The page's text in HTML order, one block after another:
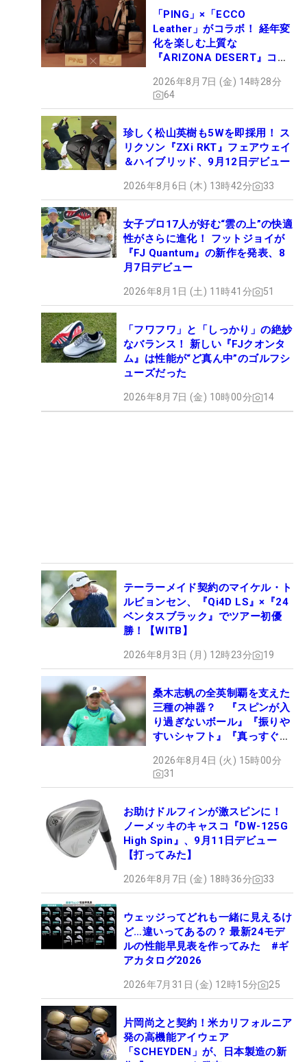
「PING」×「ECCO
Leather」がコラボ！ 経年変
化を楽しむ上質な
『ARIZONA DESERT』コレ
ュー
2026年8月7日 (金) 14時28分
64
珍しく松山英樹も5Wを即採用！ ス
リクソン『ZXi RKT』フェアウェイ
＆ハイブリッド、9月12日デビュー
2026年8月6日 (木) 13時42分 33
女子プロ17人が好む“雲の上”の快適
性がさらに進化！ フットジョイが
『FJ Quantum』の新作を発表、8
月7日デビュー
2026年8月1日 (土) 11時41分 51
「フワフワ」と「しっかり」の絶妙
なバランス！ 新しい『FJクオンタ
ム』は性能が“ど真ん中”のゴルフシ
ューズだった
2026年8月7日 (金) 10時00分 14
テーラーメイド契約のマイケル・ト
ルビョンセン、『Qi4D LS』×『24
ベンタスブラック』でツアー初優
勝！【WITB】
2026年8月3日 (月) 12時23分 19
桑木志帆の全英制覇を支えた
三種の神器？ 『スピンが入
り過ぎないボール』『振りや
すいシャフト』『真っすぐ飛
セッティング
2026年8月4日 (火) 15時00分
31
お助けドルフィンが激スピンに！
ノーメッキのキャスコ『DW-125G
High Spin』、9月11日デビュー
【打ってみた】
2026年8月7日 (金) 18時36分 33
ウェッジってどれも一緒に見えるけ
ど…違いってあるの？ 最新24モデ
ルの性能早見表を作ってみた #ギ
アカタログ2026
2026年7月31日 (金) 12時15分 25
片岡尚之と契約！米カリフォルニア
発の高機能アイウェア
「SCHEYDEN」が、日本製造の新